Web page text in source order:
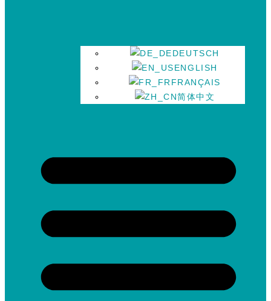
DEUTSCH
ENGLISH
FRANÇAIS
简体中文